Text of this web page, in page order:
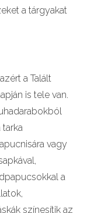
a tárgyakat
a Talált
is tele van.
vagy
a
színesítik az